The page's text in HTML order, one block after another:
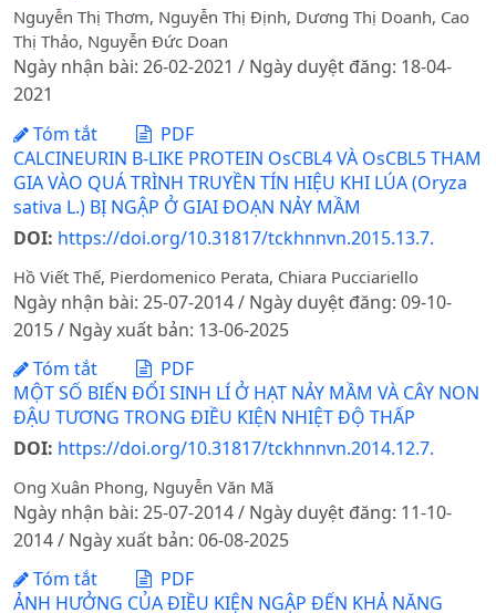
Nguyễn Thị Thơm, Nguyễn Thị Định, Dương Thị Doanh, Cao
Thị Thảo, Nguyễn Đức Doan
Ngày nhận bài: 26-02-2021 / Ngày duyệt đăng: 18-04-
2021
Tóm tắt
PDF
CALCINEURIN B-LIKE PROTEIN OsCBL4 VÀ OsCBL5 THAM
GIA VÀO QUÁ TRÌNH TRUYỀN TÍN HIỆU KHI LÚA (Oryza
sativa L.) BỊ NGẬP Ở GIAI ĐOẠN NẢY MẦM
DOI: https://doi.org/10.31817/tckhnnvn.2015.13.7.
Hồ Viết Thế, Pierdomenico Perata, Chiara Pucciariello
Ngày nhận bài: 25-07-2014 / Ngày duyệt đăng: 09-10-
2015 / Ngày xuất bản: 13-06-2025
Tóm tắt
PDF
MỘT SỐ BIẾN ĐỔI SINH LÍ Ở HẠT NẢY MẦM VÀ CÂY NON
ĐẬU TƯƠNG TRONG ĐIỀU KIỆN NHIỆT ĐỘ THẤP
DOI: https://doi.org/10.31817/tckhnnvn.2014.12.7.
Ong Xuân Phong, Nguyễn Văn Mã
Ngày nhận bài: 25-07-2014 / Ngày duyệt đăng: 11-10-
2014 / Ngày xuất bản: 06-08-2025
Tóm tắt
PDF
ẢNH HƯỞNG CỦA ĐIỀU KIỆN NGẬP ĐẾN KHẢ NĂNG